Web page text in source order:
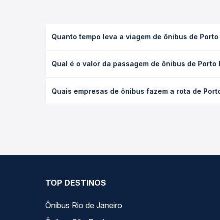
Quanto tempo leva a viagem de ônibus de
executivo ou leito) e as condições de tráfego. Na
Qual é o valor da passagem de ônibus de
poltrona e a antecedência da compra. Na Quero
Quais empresas de ônibus fazem a rota de
TOP DESTINOS
Ônibus Rio de Janeiro